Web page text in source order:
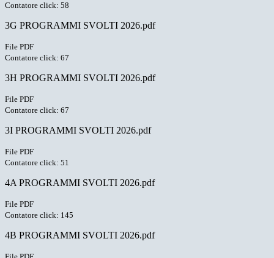
Contatore click: 58
3G PROGRAMMI SVOLTI 2026.pdf
File PDF
Contatore click: 67
3H PROGRAMMI SVOLTI 2026.pdf
File PDF
Contatore click: 67
3I PROGRAMMI SVOLTI 2026.pdf
File PDF
Contatore click: 51
4A PROGRAMMI SVOLTI 2026.pdf
File PDF
Contatore click: 145
4B PROGRAMMI SVOLTI 2026.pdf